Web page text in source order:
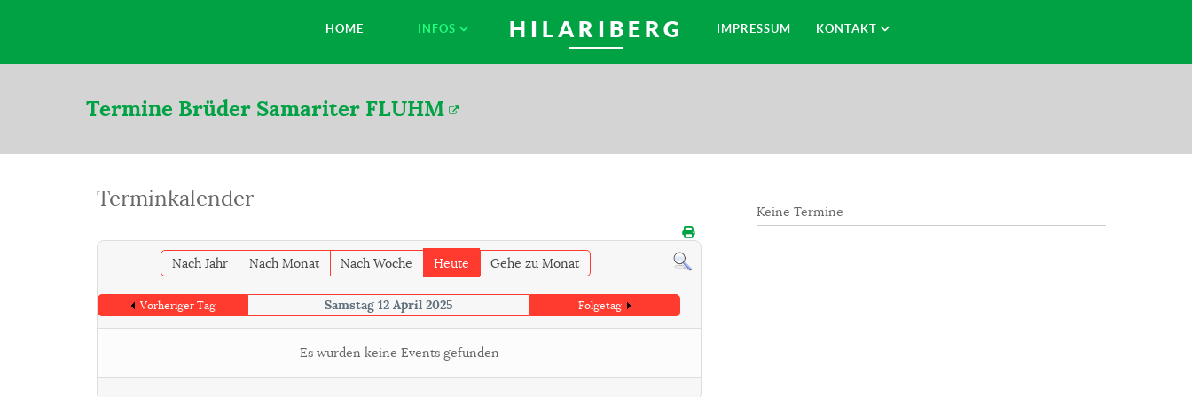
HOME INFOS HILARIBERG IMPRESSUM KONTAKT
Termine Brüder Samariter FLUHM
Terminkalender
Nach Jahr Nach Monat Nach Woche Heute Gehe zu Monat
Vorheriger Tag Samstag 12 April 2025 Folgetag
Es wurden keine Events gefunden
Keine Termine